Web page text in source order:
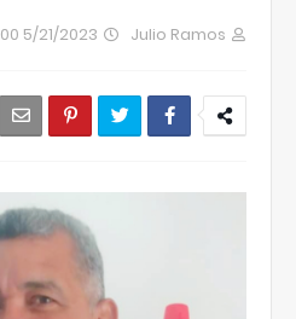
Julio Ramos 5/21/2023 02:17:00 م